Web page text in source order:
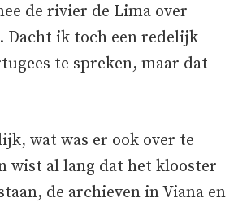
de rivier de Lima over
Dacht ik toch een redelijk
te spreken, maar dat
wat was er ook over te
wist al lang dat het klooster
de archieven in Viana en